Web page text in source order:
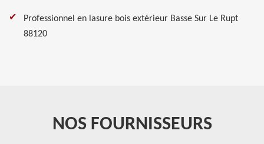
Professionnel en lasure bois extérieur Basse Sur Le Rupt
88120
NOS FOURNISSEURS